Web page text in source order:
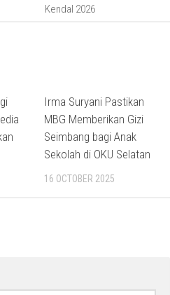
Kendal 2026
Irma Suryani Pastikan
MBG Memberikan Gizi
Seimbang bagi Anak
Sekolah di OKU Selatan
16 OCTOBER 2025